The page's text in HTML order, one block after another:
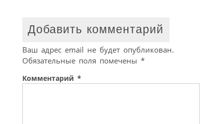
Добавить комментарий
Ваш адрес email не будет опубликован.
Обязательные поля помечены *
Комментарий *